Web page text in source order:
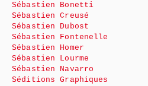
Sébastien Bonetti
Sébastien Creusé
Sébastien Dubost
Sébastien Fontenelle
Sébastien Homer
Sébastien Lourme
Sébastien Navarro
Séditions Graphiques